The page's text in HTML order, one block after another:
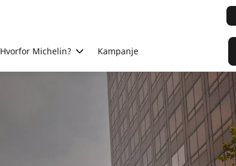
Hvorfor Michelin? Kampanje